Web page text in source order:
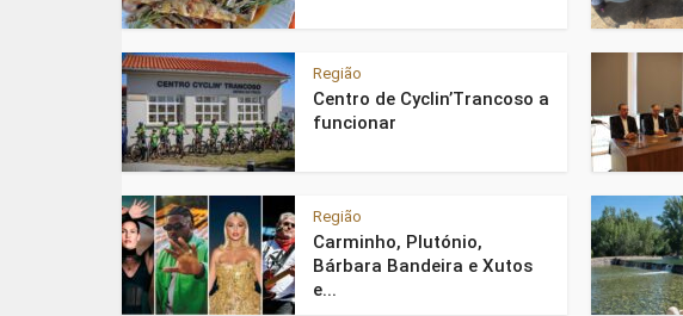
Região
Centro de Cyclin’Trancoso a
funcionar
Região
Carminho, Plutónio,
Bárbara Bandeira e Xutos
e...